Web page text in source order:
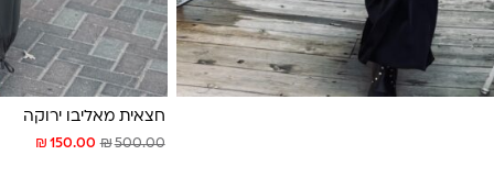
חצאית מאליבו ירוקה
₪ 150.00 ₪500.00